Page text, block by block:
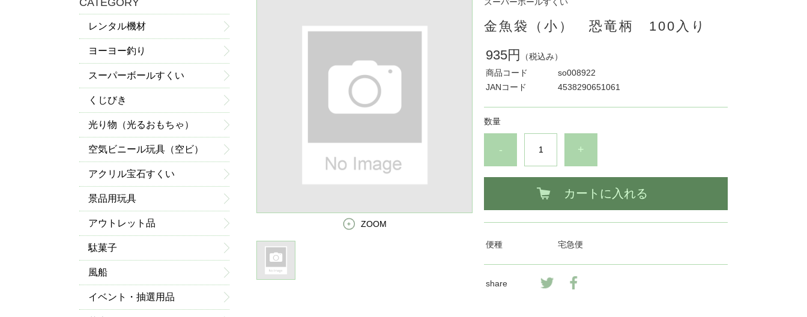
ZOOM
金魚袋（小） 恐竜柄 100入り
935円
（税込み）
商品コード
so008922
JANコード
4538290651061
数量
- +
カートに入れる
便種 宅急便
share
CATEGORY
レンタル機材
ヨーヨー釣り
スーパーボールすくい
くじびき
光り物（光るおもちゃ）
空気ビニール玩具（空ビ）
アクリル宝石すくい
景品用玩具
アウトレット品
駄菓子
風船
イベント・抽選用品